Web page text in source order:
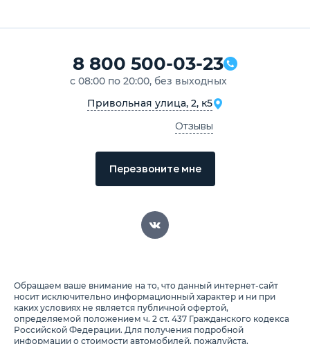
8 800 500-03-23
с 08:00 по 20:00, без выходных
Привольная улица, 2, к5
Отзывы
Перезвоните мне
Обращаем ваше внимание на то, что данный интернет-сайт
носит исключительно информационный характер и ни при
каких условиях не является публичной офертой,
определяемой положением ч. 2 ст. 437 Гражданского кодекса
Российской Федерации. Для получения подробной
информации о стоимости автомобилей, пожалуйста,